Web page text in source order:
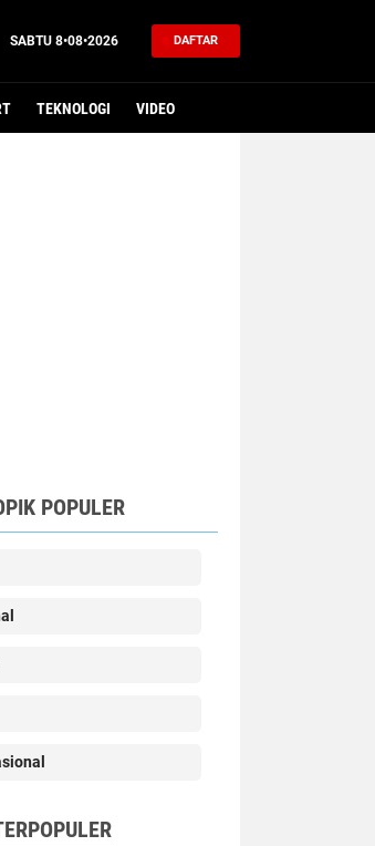
SABTU 8•08•2026 DAFTAR
TEKNOLOGI VIDEO
POPULER